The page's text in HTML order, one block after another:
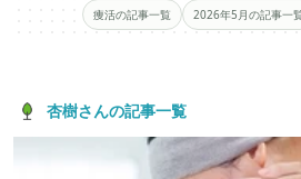
痩活の記事一覧 2026年5月の記事一
杏樹さんの記事一覧